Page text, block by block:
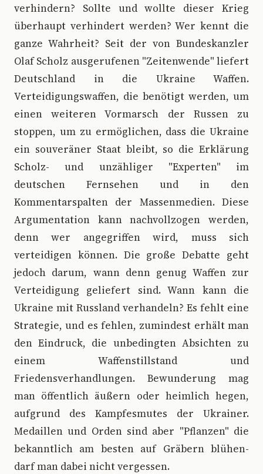
verhindern? Sollte und wollte dieser Krieg
überhaupt verhindert werden? Wer kennt die
ganze Wahrheit? Seit der von Bundeskanzler
Olaf Scholz ausgerufenen "Zeitenwende" liefert
Deutschland in die Ukraine Waffen.
Verteidigungswaffen, die benötigt werden, um
einen weiteren Vormarsch der Russen zu
stoppen, um zu ermöglichen, dass die Ukraine
ein souveräner Staat bleibt, so die Erklärung
Scholz- und unzähliger "Experten" im
deutschen Fernsehen und in den
Kommentarspalten der Massenmedien. Diese
Argumentation kann nachvollzogen werden,
denn wer angegriffen wird, muss sich
verteidigen können. Die große Debatte geht
jedoch darum, wann denn genug Waffen zur
Verteidigung geliefert sind. Wann kann die
Ukraine mit Russland verhandeln? Es fehlt eine
Strategie, und es fehlen, zumindest erhält man
den Eindruck, die unbedingten Absichten zu
einem Waffenstillstand und
Friedensverhandlungen. Bewunderung mag
man öffentlich äußern oder heimlich hegen,
aufgrund des Kampfesmutes der Ukrainer.
Medaillen und Orden sind aber "Pflanzen" die
bekanntlich am besten auf Gräbern blühen-
darf man dabei nicht vergessen.